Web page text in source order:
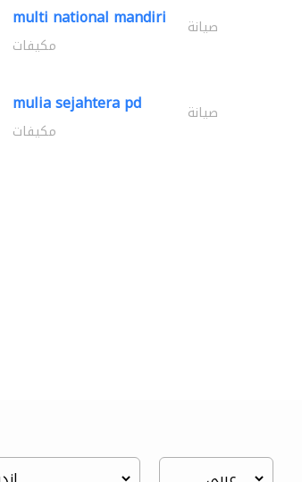
general..
multi national mandiri صيانة
مكيفات
mulia sejahtera pd صيانة
مكيفات